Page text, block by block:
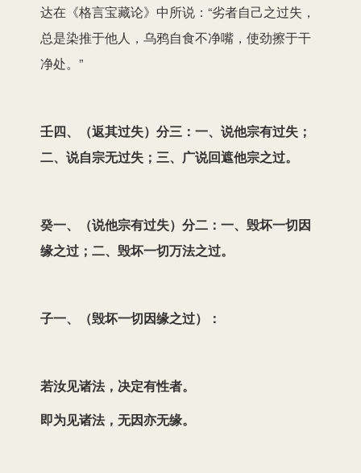
达在《格言宝藏论》中所说：“劣者自己之过失，
总是染推于他人，乌鸦自食不净嘴，使劲擦于干
净处。”
壬四、（返其过失）分三：一、说他宗有过失；
二、说自宗无过失；三、广说回遮他宗之过。
癸一、（说他宗有过失）分二：一、毁坏一切因
缘之过；二、毁坏一切万法之过。
子一、（毁坏一切因缘之过）：
若汝见诸法，决定有性者。
即为见诸法，无因亦无缘。